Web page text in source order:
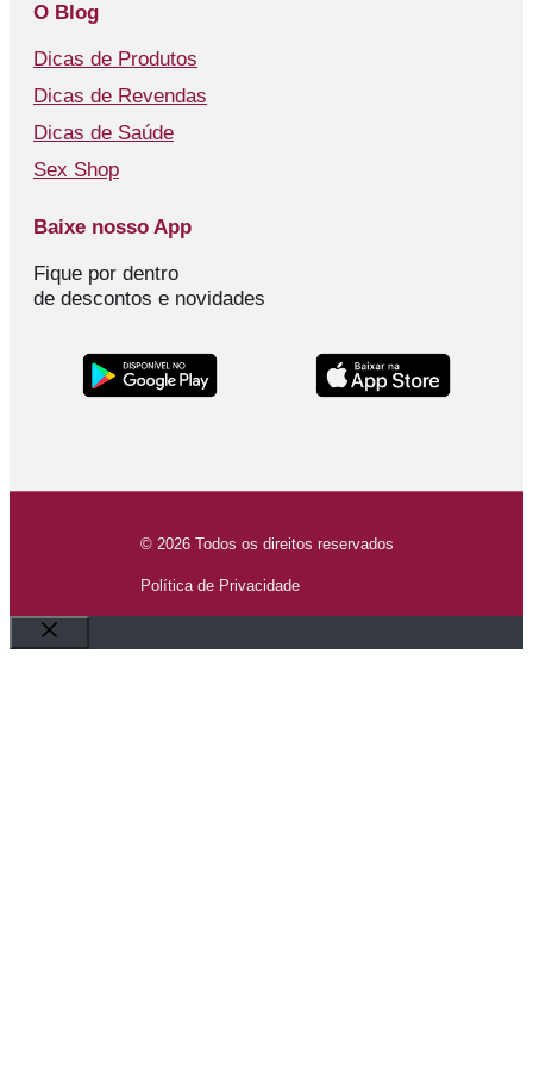
O Blog
Dicas de Produtos
Dicas de Revendas
Dicas de Saúde
Sex Shop
Baixe nosso App
Fique por dentro
de descontos e novidades
© 2026 Todos os direitos reservados
Política de Privacidade
Fechar